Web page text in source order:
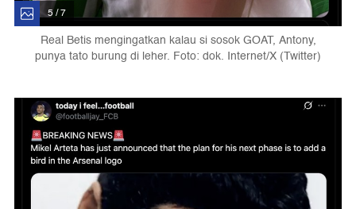
5 / 7
Real Betis mengingatkan kalau si sosok GOAT, Antony,
punya tato burung di leher. Foto: dok. Internet/X (Twitter)